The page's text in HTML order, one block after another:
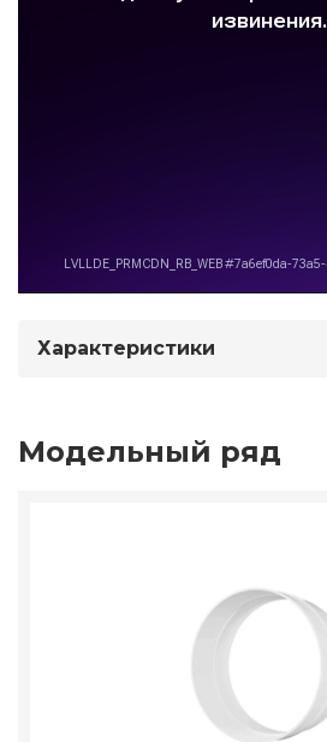
Характеристики
Модельный ряд